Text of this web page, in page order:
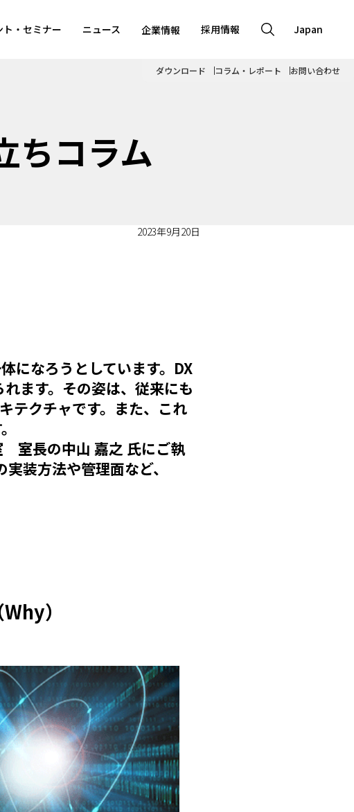
ト・セミナー ニュース 企業情報 採用情報 Japan
ダウンロード コラム・レポート お問い合わせ
ちコラム
2023年9月20日
になろうとしています。DX
ます。その姿は、従来にも
テクチャです。また、これ
室長の中山 嘉之 氏にご執
装方法や管理面など、
）